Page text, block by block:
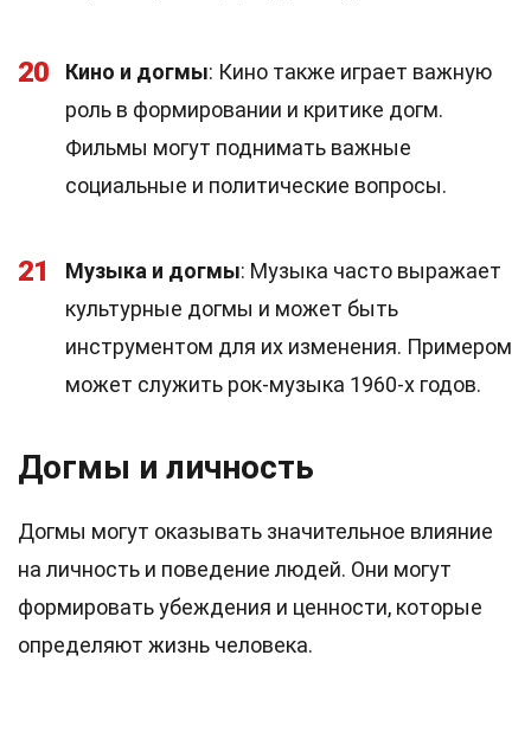
20 Кино и догмы: Кино также играет важную
роль в формировании и критике догм.
Фильмы могут поднимать важные
социальные и политические вопросы.
21 Музыка и догмы: Музыка часто выражает
культурные догмы и может быть
инструментом для их изменения. Примером
может служить рок-музыка 1960-х годов.
Догмы и личность
Догмы могут оказывать значительное влияние
на личность и поведение людей. Они могут
формировать убеждения и ценности, которые
определяют жизнь человека.